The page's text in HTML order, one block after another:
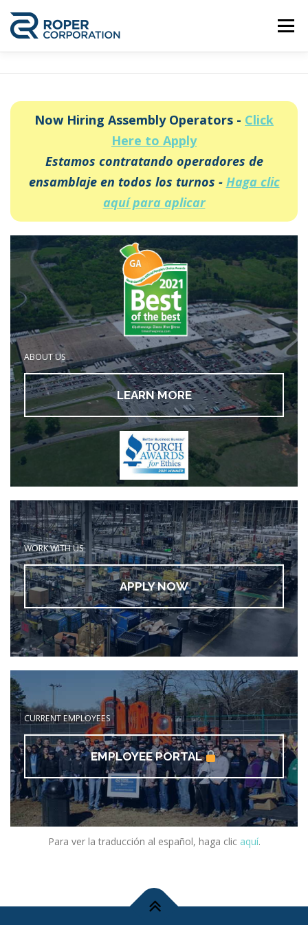
content
Menu
EMPLOYEE PORTAL GE APPLIANCES
CONTACT US ENGLISH
Spanish
Now Hiring Assembly Operators - Click
Here to Apply
Estamos contratando operadores de
ensamblaje en todos los turnos - Haga clic
aquí para aplicar
ABOUT US
LEARN MORE
WORK WITH US
APPLY NOW
CURRENT EMPLOYEES
EMPLOYEE PORTAL
Para ver la traducción al español, haga clic aquí.